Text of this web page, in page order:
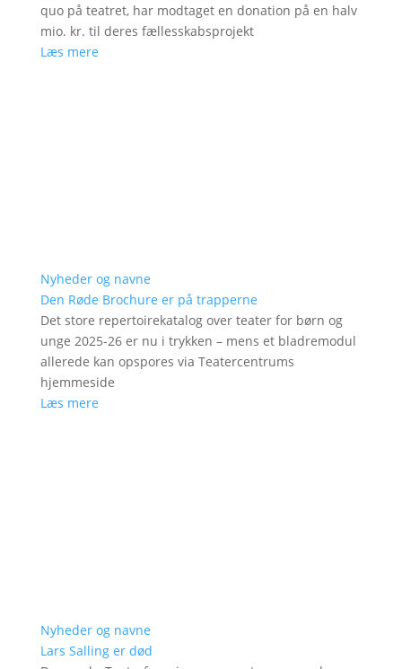
quo på teatret, har modtaget en donation på en halv
mio. kr. til deres fællesskabsprojekt
Læs mere
Nyheder og navne
Den Røde Brochure er på trapperne
Det store repertoirekatalog over teater for børn og
unge 2025-26 er nu i trykken – mens et bladremodul
allerede kan opspores via Teatercentrums
hjemmeside
Læs mere
Nyheder og navne
Lars Salling er død